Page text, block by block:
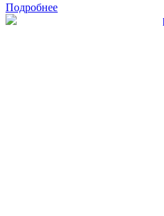
Подробнее